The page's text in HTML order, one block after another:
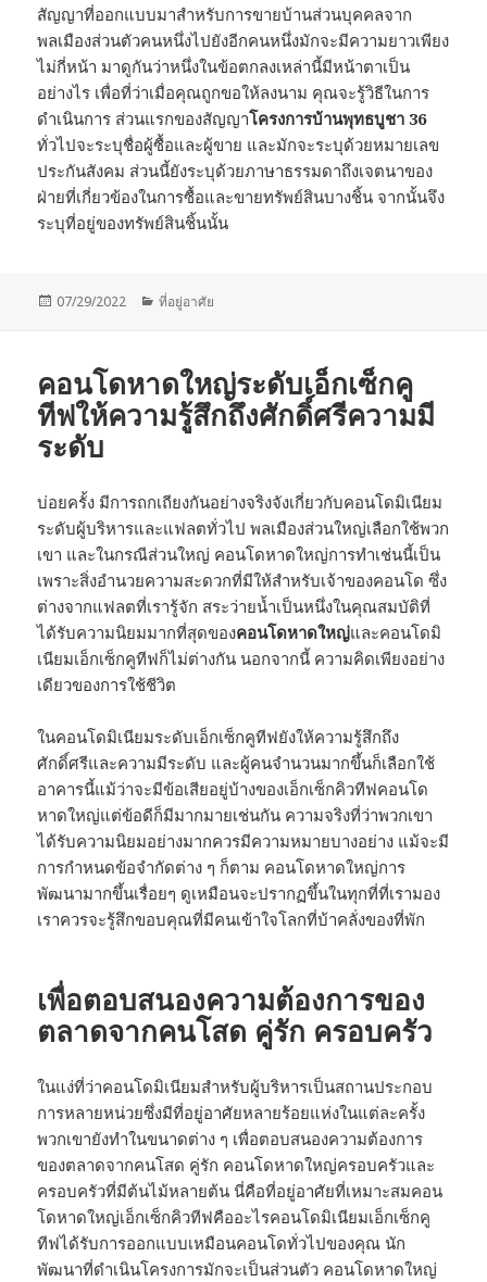
สัญญาที่ออกแบบมาสำหรับการขายบ้านส่วนบุคคลจาก
พลเมืองส่วนตัวคนหนึ่งไปยังอีกคนหนึ่งมักจะมีความยาวเพียง
ไม่กี่หน้า มาดูกันว่าหนึ่งในข้อตกลงเหล่านี้มีหน้าตาเป็น
อย่างไร เพื่อที่ว่าเมื่อคุณถูกขอให้ลงนาม คุณจะรู้วิธีในการ
ดำเนินการ ส่วนแรกของสัญญาโครงการบ้านพุทธบูชา 36
ทั่วไปจะระบุชื่อผู้ซื้อและผู้ขาย และมักจะระบุด้วยหมายเลข
ประกันสังคม ส่วนนี้ยังระบุด้วยภาษาธรรมดาถึงเจตนาของ
ฝ่ายที่เกี่ยวข้องในการซื้อและขายทรัพย์สินบางชิ้น จากนั้นจึง
ระบุที่อยู่ของทรัพย์สินชิ้นนั้น
Posted
07/29/2022 Categories
ที่อยู่อาศัย
คอนโดหาดใหญ่ระดับเอ็กเซ็กคู
ทีฟให้ความรู้สึกถึงศักดิ์ศรีความมี
ระดับ
บ่อยครั้ง มีการถกเถียงกันอย่างจริงจังเกี่ยวกับคอนโดมิเนียม
ระดับผู้บริหารและแฟลตทั่วไป พลเมืองส่วนใหญ่เลือกใช้พวก
เขา และในกรณีส่วนใหญ่ คอนโดหาดใหญ่การทำเช่นนี้เป็น
เพราะสิ่งอำนวยความสะดวกที่มีให้สำหรับเจ้าของคอนโด ซึ่ง
ต่างจากแฟลตที่เรารู้จัก สระว่ายน้ำเป็นหนึ่งในคุณสมบัติที่
ได้รับความนิยมมากที่สุดของคอนโดหาดใหญ่และคอนโดมิ
เนียมเอ็กเซ็กคูทีฟก็ไม่ต่างกัน นอกจากนี้ ความคิดเพียงอย่าง
เดียวของการใช้ชีวิต
ในคอนโดมิเนียมระดับเอ็กเซ็กคูทีฟยังให้ความรู้สึกถึง
ศักดิ์ศรีและความมีระดับ และผู้คนจำนวนมากขึ้นก็เลือกใช้
อาคารนี้แม้ว่าจะมีข้อเสียอยู่บ้างของเอ็กเซ็กคิวทีฟคอนโด
หาดใหญ่แต่ข้อดีก็มีมากมายเช่นกัน ความจริงที่ว่าพวกเขา
ได้รับความนิยมอย่างมากควรมีความหมายบางอย่าง แม้จะมี
การกำหนดข้อจำกัดต่าง ๆ ก็ตาม คอนโดหาดใหญ่การ
พัฒนามากขึ้นเรื่อยๆ ดูเหมือนจะปรากฏขึ้นในทุกที่ที่เรามอง
เราควรจะรู้สึกขอบคุณที่มีคนเข้าใจโลกที่บ้าคลั่งของที่พัก
เพื่อตอบสนองความต้องการของ
ตลาดจากคนโสด คู่รัก ครอบครัว
ในแง่ที่ว่าคอนโดมิเนียมสำหรับผู้บริหารเป็นสถานประกอบ
การหลายหน่วยซึ่งมีที่อยู่อาศัยหลายร้อยแห่งในแต่ละครั้ง
พวกเขายังทำในขนาดต่าง ๆ เพื่อตอบสนองความต้องการ
ของตลาดจากคนโสด คู่รัก คอนโดหาดใหญ่ครอบครัวและ
ครอบครัวที่มีต้นไม้หลายต้น นี่คือที่อยู่อาศัยที่เหมาะสมคอน
โดหาดใหญ่เอ็กเซ็กคิวทีฟคืออะไรคอนโดมิเนียมเอ็กเซ็กคู
ทีฟได้รับการออกแบบเหมือนคอนโดทั่วไปของคุณ นัก
พัฒนาที่ดำเนินโครงการมักจะเป็นส่วนตัว คอนโดหาดใหญ่